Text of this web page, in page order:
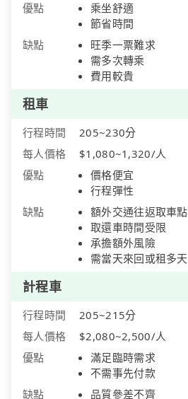
優點
乘坐舒適
節省時間
缺點
旺季一票難求
需多次轉乘
費用較貴
租車
行程時間
205~230分
每人價格
$1,080~1,320/人
優點
價格便宜
行程彈性
缺點
額外交通往返取車點
取還車時間受限
承擔額外風險
需當天來回或租多天
計程車
行程時間
205~215分
每人價格
$2,080~2,500/人
優點
滿足臨時需求
不需事先付款
缺點
品質參差不齊